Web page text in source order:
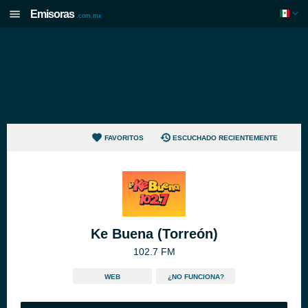
Emisoras .com.mx
FAVORITOS ESCUCHADO RECIENTEMENTE
Ke Buena (Torreón)
102.7 FM
WEB ¿NO FUNCIONA?